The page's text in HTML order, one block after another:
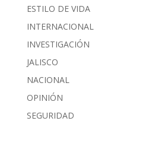
ESTILO DE VIDA
INTERNACIONAL
INVESTIGACIÓN
JALISCO
NACIONAL
OPINIÓN
SEGURIDAD